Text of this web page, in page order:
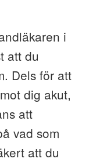
i
att du
Dels för att
dig akut,
att
vad som
att du